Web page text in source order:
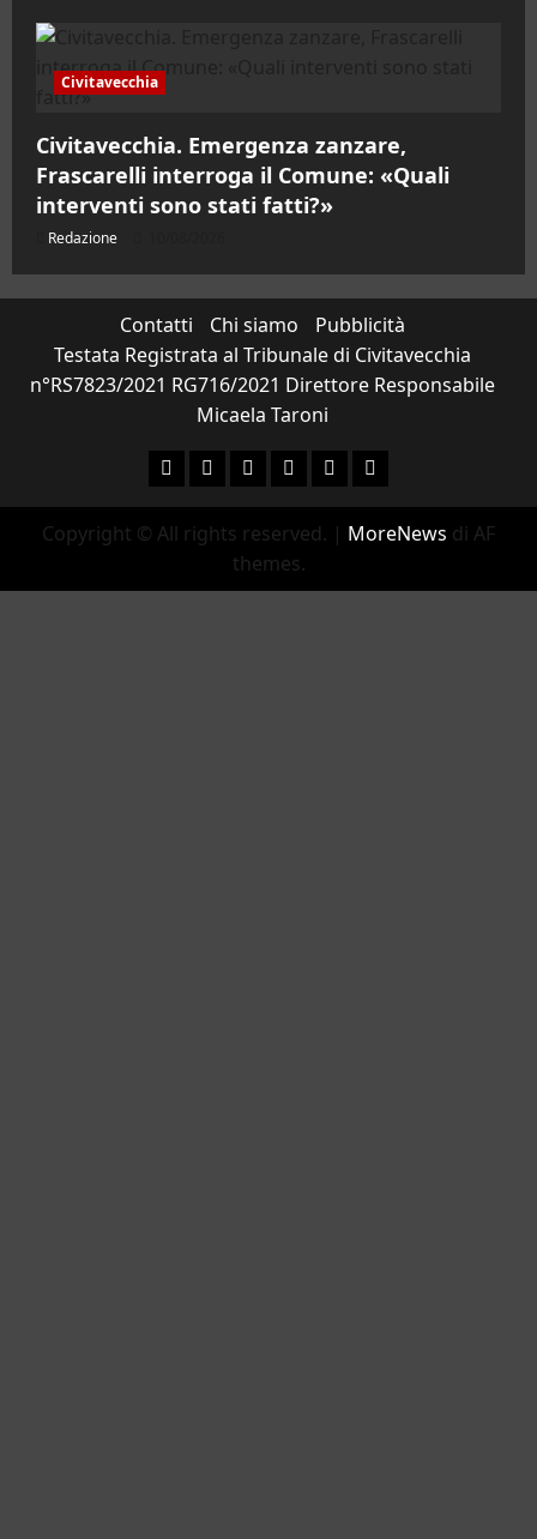
Civitavecchia
Civitavecchia. Emergenza zanzare,
Frascarelli interroga il Comune: «Quali
interventi sono stati fatti?»
Redazione
Contatti Chi siamo
Pubblicità
Testata Registrata al Tribunale di Civitavecchia
n°RS7823/2021 RG716/2021 Direttore Responsabile
Micaela Taroni
FacebookInstagram
YouTubeTwitterEmailEnte Parco
Copyright © All rights reserved. | MoreNews di AF
themes.